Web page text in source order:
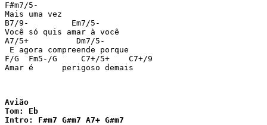
F#m7/5-
Mais uma vez
B7/9-         Em7/5-
Você só quis amar à você
A7/5+          Dm7/5-
E agora compreende porque
F/G  Fm5-/G     C7+/5+    C7+/9
Amar é      perigoso demais
Avião
Tom: Eb
Intro: F#m7 G#m7 A7+ G#m7